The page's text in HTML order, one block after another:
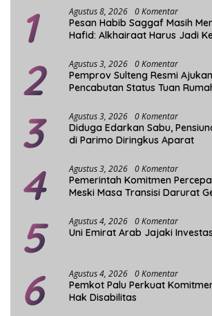
1 Agustus 8, 2026 0 Komentar
Pesan Habib Saggaf Masih
Hafid: Alkhairaat Harus Jadi
2 Agustus 3, 2026 0 Komentar
Pemprov Sulteng Resmi
Pencabutan Status Tuan
3 Agustus 3, 2026 0 Komentar
Diduga Edarkan Sabu,
di Parimo Diringkus Aparat
4 Agustus 3, 2026 0 Komentar
Pemerintah Komitmen
Meski Masa Transisi Darurat
5 Agustus 4, 2026 0 Komentar
Uni Emirat Arab Jajaki
6 Agustus 4, 2026 0 Komentar
Pemkot Palu Perkuat
Hak Disabilitas